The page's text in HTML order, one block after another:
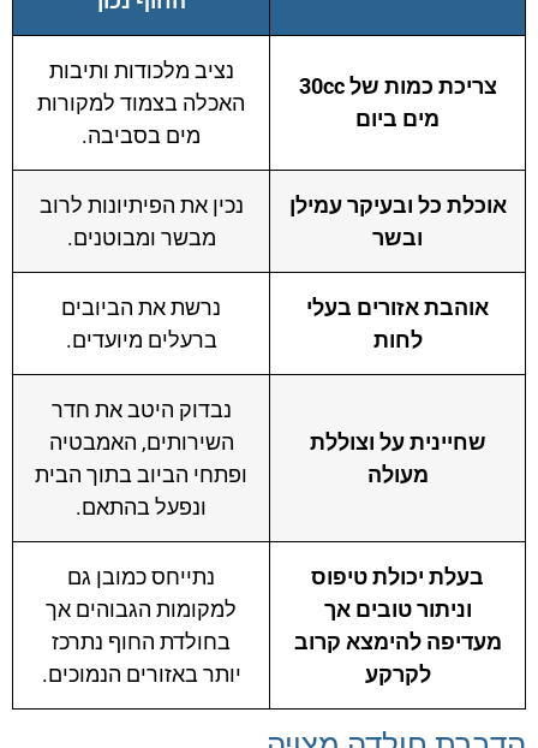
צריכת כמות של 30cc
מים ביום
נציב מלכודות ותיבות
האכלה בצמוד למקורות
מים בסביבה.
כל ובעיקר עמילן
ובשר
נכין את הפיתיונות לרוב
מבשר ומבוטנים.
אוהבת אזורים בעלי
לחות
נרשת את הביובים
ברעלים מיועדים.
שחיינית על וצוללת
מעולה
נבדוק היטב את חדר
השירותים, האמבטיה
ופתחי הביוב בתוך הבית
ונפעל בהתאם.
בעלת יכולת טיפוס
וניתור טובים אך
מעדיפה להימצא קרוב
לקרקע
נתייחס כמובן גם
למקומות הגבוהים אך
בחולדת החוף נתרכז
יותר באזורים הנמוכים.